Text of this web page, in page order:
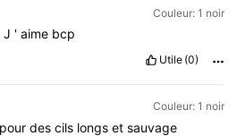
Couleur: 1 noir
J 'aime bcp
Utile (0)
Couleur: 1 noir
pourdescils longsetsauvage